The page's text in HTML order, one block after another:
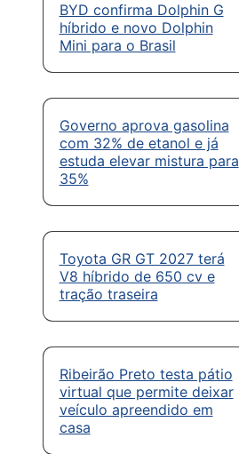
BYD confirma Dolphin G
híbrido e novo Dolphin
Mini para o Brasil
Governo aprova gasolina
com 32% de etanol e já
estuda elevar mistura para
35%
Toyota GR GT 2027 terá
V8 híbrido de 650 cv e
tração traseira
Ribeirão Preto testa pátio
virtual que permite deixar
veículo apreendido em
casa